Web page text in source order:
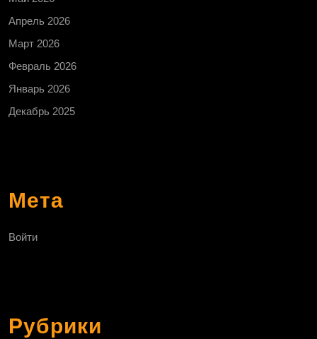
Апрель 2026
Март 2026
Февраль 2026
Январь 2026
Декабрь 2025
Мета
Войти
Рубрики